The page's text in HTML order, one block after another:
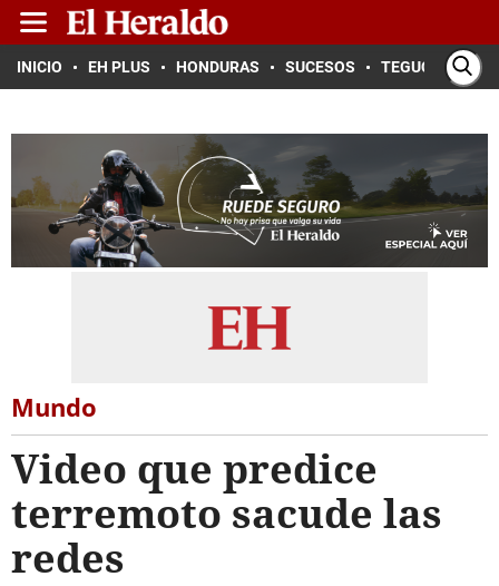
INICIO EH PLUS HONDURAS SUCESOS TEGUCIGALPA
Mundo
Video que predice
terremoto sacude las
redes